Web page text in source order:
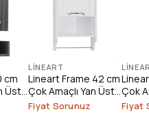
cm
Üst
LINEART
Lineart Frame 42 cm
Çok Amaçlı Yan Üst
Dolap
Fiyat Sorunuz
Çok
Modül
Fiyat